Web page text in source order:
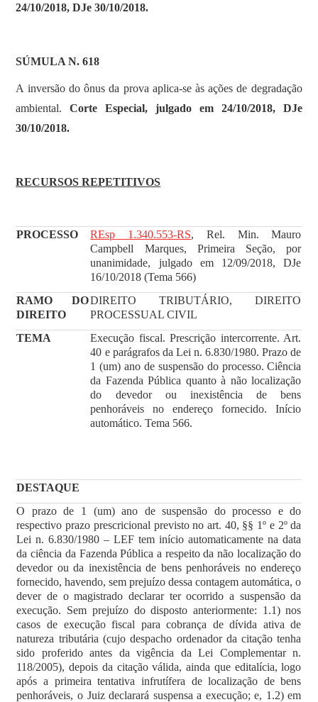
24/10/2018, DJe 30/10/2018.
SÚMULA N. 618
A inversão do ônus da prova aplica-se às ações de degradação
ambiental.Corte Especial, julgado em 24/10/2018, DJe
30/10/2018.
RECURSOS REPETITIVOS
PROCESSO REsp 1.340.553-RS, Rel. Min. Mauro
Campbell Marques, Primeira Seção, por
unanimidade, julgado em 12/09/2018, DJe
16/10/2018 (Tema 566)
RAMO DO
DIREITO
DIREITO TRIBUTÁRIO, DIREITO
PROCESSUAL CIVIL
TEMA
Execução fiscal. Prescrição intercorrente. Art.
40 e parágrafos da Lei n. 6.830/1980. Prazo de
1 (um) ano de suspensão do processo. Ciência
da Fazenda Pública quanto à não localização
do devedor ou inexistência de bens
penhoráveis no endereço fornecido. Início
automático. Tema 566.
DESTAQUE
O prazo de 1 (um) ano de suspensão do processo e do
respectivo prazo prescricional previsto no art. 40, §§ 1º e 2º da
Lei n. 6.830/1980 – LEF tem início automaticamente na data
da ciência da Fazenda Pública a respeito da não localização do
devedor ou da inexistência de bens penhoráveis no endereço
fornecido, havendo, sem prejuízo dessa contagem automática, o
dever de o magistrado declarar ter ocorrido a suspensão da
execução. Sem prejuízo do disposto anteriormente: 1.1) nos
casos de execução fiscal para cobrança de dívida ativa de
natureza tributária (cujo despacho ordenador da citação tenha
sido proferido antes da vigência da Lei Complementar n.
118/2005), depois da citação válida, ainda que editalícia, logo
após a primeira tentativa infrutífera de localização de bens
penhoráveis, o Juiz declarará suspensa a execução; e, 1.2) em